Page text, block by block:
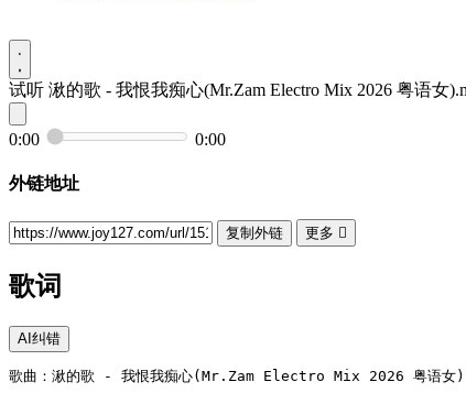
试听 湫的歌 - 我恨我痴心(Mr.Zam Electro Mix 2026 粤语女
0:00 0:00
外链地址
复制外链 更多 
歌词
AI纠错
歌曲：湫的歌 - 我恨我痴心(Mr.Zam Electro Mix 2026 粤语女)